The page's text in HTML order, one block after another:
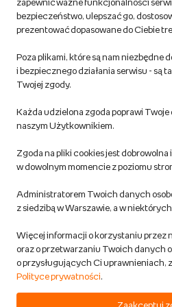
Pozostałe Regulaminy Empiku
Polityka prywatności empik.com
produktów niebezpiecznych
Dostosuj zgody
Polityka prywatności empik
Raty u partnerów Empiku
Odbiór zużytego sprzętu
zapewnić ważne funkcjonalności
bezpieczeństwo, ulepszać go,
prezentować dopasowane do Ciebie
Poza plikami, które są nam niezbędne
i bezpiecznego działania serwisu - są
Twojej zgody.
Każda udzielona zgoda poprawi
naszym Użytkownikiem.
Zgoda na pliki cookies jest dobrowolna
w dowolnym momencie z poziomu
Administratorem Twoich danych
z siedzibą w Warszawie, a w
Więcej informacji o korzystaniu przez
oraz o przetwarzaniu Twoich danych
o przysługujących Ci uprawnieniach,
Polityce prywatności.